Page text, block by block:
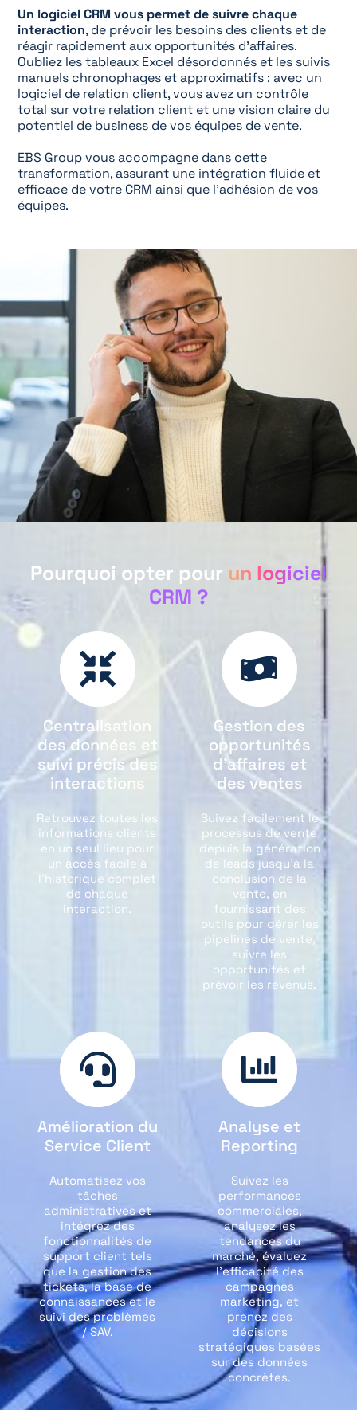
Un logiciel CRM vous permet de suivre chaque
interaction, de prévoir les besoins des clients et de
réagir rapidement aux opportunités d’affaires.
Oubliez les tableaux Excel désordonnés et les suivis
manuels chronophages et approximatifs : avec un
logiciel de relation client, vous avez un contrôle
total sur votre relation client et une vision claire du
potentiel de business de vos équipes de vente.
EBS Group vous accompagne dans cette
transformation, assurant une intégration fluide et
efficace de votre CRM ainsi que l’adhésion de vos
équipes.
Pourquoi opter pour un logiciel
CRM ?
Centralisation
des données et
suivi précis des
interactions
Retrouvez toutes les
informations clients
en un seul lieu pour
un accès facile à
l’historique complet
de chaque
interaction.
Gestion des
opportunités
d’affaires et
des ventes
Suivez facilement le
processus de vente
depuis la génération
de leads jusqu'à la
conclusion de la
vente, en
fournissant des
outils pour gérer les
pipelines de vente,
suivre les
opportunités et
prévoir les revenus.
Amélioration du
Service Client
Automatisez vos
tâches
administratives et
intégrez des
fonctionnalités de
support client tels
que la gestion des
tickets, la base de
connaissances et le
suivi des problèmes
/ SAV.
Analyse et
Reporting
Suivez les
performances
commerciales,
analysez les
tendances du
marché, évaluez
l'efficacité des
campagnes
marketing, et
prenez des
décisions
stratégiques basées
sur des données
concrètes.